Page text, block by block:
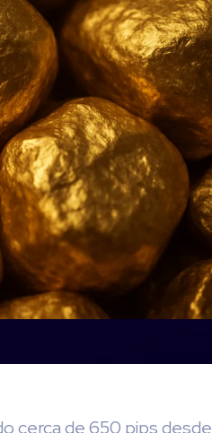
cerca de 650 pips desde